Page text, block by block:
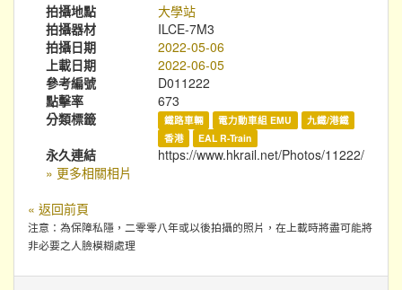
拍攝地點
大學站
拍攝器材
ILCE-7M3
拍攝日期
2022-05-06
上載日期
2022-06-05
參考編號
D011222
點擊率
673
分類標籤
鐵路車輛 電力動車組 EMU
九鐵/港鐵
香港
EAL R-Train
永久連結
https://www.hkrail.net/Photos/11222/
» 更多相關相片
« 返回前頁
注意：為保障私隱，二零零八年或以後拍攝的照片，在上載時將盡可能將
非必要之人臉模糊處理